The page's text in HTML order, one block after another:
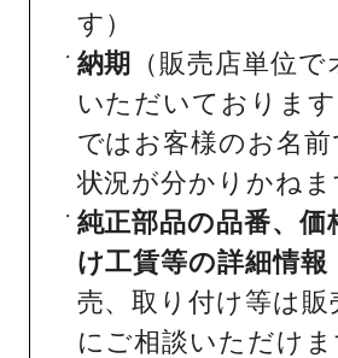
す）
納期
（販売店単位
いただいておりま
ではお客様のお名
状況が分かりかねま
純正部品の品番、価
け工賃等の詳細情報
売、取り付け等は販
にご相談いただけ